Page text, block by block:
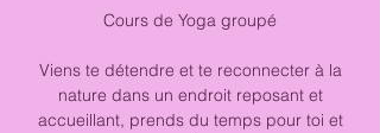
Cours de Yoga groupé
Viens te détendre et te reconnecter à la
nature dans un endroit reposant et
accueillant, prends du temps pour toi et